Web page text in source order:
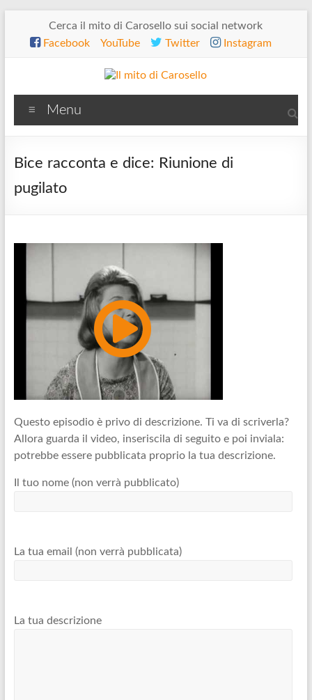
contenuto
Cerca il mito di Carosello sui social network
Facebook
YouTube Twitter Instagram
Il
mito
di
Carosello
Menu
Bice racconta e dice: Riunione di
pugilato
Questo episodio è privo di descrizione. Ti va di scriverla?
Allora guarda il video, inseriscila di seguito e poi inviala:
potrebbe essere pubblicata proprio la tua descrizione.
Il tuo nome (non verrà pubblicato)
La tua email (non verrà pubblicata)
La tua descrizione